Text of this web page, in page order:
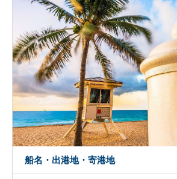
船名・出港地・寄港地